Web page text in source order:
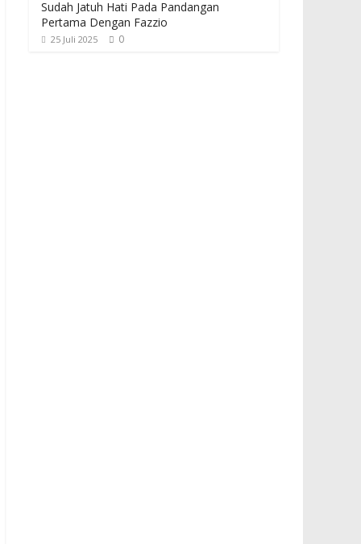
Sudah Jatuh Hati Pada Pandangan
Pertama Dengan Fazzio
25 Juli 2025 0